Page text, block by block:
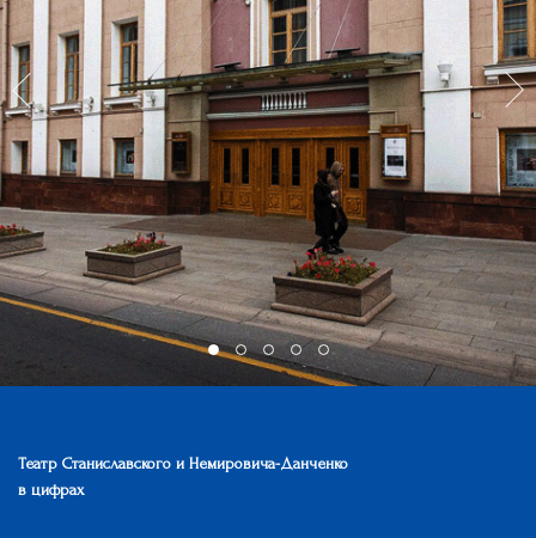
Театр Станиславского и Немировича-Данченко
в цифрах